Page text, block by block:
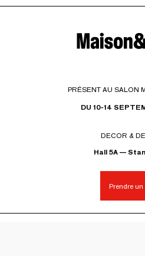
PRÉSENT AU SALON
DU 10-14
DECOR &
Hall 5A —
Prendre un